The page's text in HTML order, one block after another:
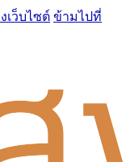
เว็บไซต์ ข้ามไปที่